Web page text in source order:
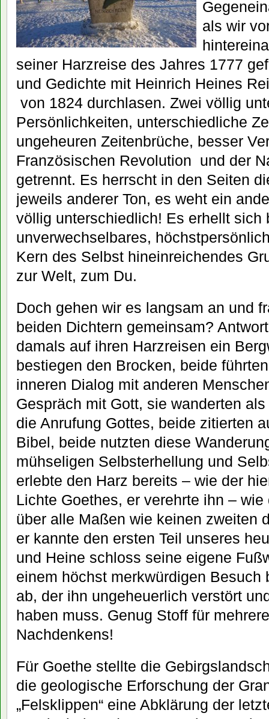
als wir
seiner Harzreise des Jahres 1777
und Gedichte mit Heinrich Heines
von 1824 durchlasen. Zwei völlig
Persönlichkeiten, unterschiedliche
ungeheuren Zeitenbrüche, besser
Französischen Revolution und der
getrennt. Es herrscht in den Seiten
jeweils anderer Ton, es weht ein
völlig unterschiedlich! Es erhellt sich
unverwechselbares,
Kern des Selbst hineinreichendes
zur Welt, zum Du.
Doch gehen wir es langsam an und
beiden Dichtern gemeinsam?
damals auf ihren Harzreisen ein
bestiegen den Brocken, beide
inneren Dialog mit anderen
Gespräch mit Gott, sie wanderten
die Anrufung Gottes, beide zitierten
Bibel, beide nutzten diese
mühseligen Selbsterhellung und
erlebte den Harz bereits – wie der
Lichte Goethes, er verehrte ihn –
über alle Maßen wie keinen zweiten
er kannte den ersten Teil unseres
und Heine schloss seine eigene
einem höchst merkwürdigen Besuch
ab, der ihn ungeheuerlich verstört
haben muss. Genug Stoff für
Nachdenkens!
Für Goethe stellte die
die geologische Erforschung der
„Felsklippen“ eine Abklärung der